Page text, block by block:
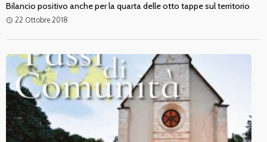
Bilancio positivo anche per la quarta delle otto tappe sul territorio
access_time 22 Ottobre 2018